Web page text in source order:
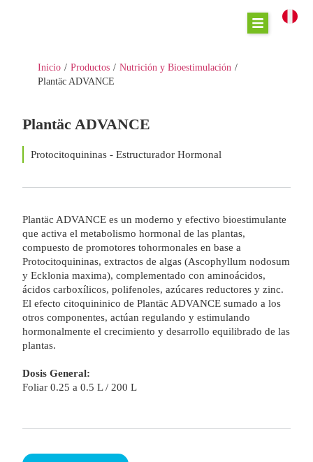
Inicio / Productos / Nutrición y Bioestimulación /
Plantäc ADVANCE
Plantäc ADVANCE
Protocitoquininas - Estructurador Hormonal
Plantäc ADVANCE es un moderno y efectivo bioestimulante
que activa el metabolismo hormonal de las plantas,
compuesto de promotores tohormonales en base a
Protocitoquininas, extractos de algas (Ascophyllum nodosum
y Ecklonia maxima), complementado con aminoácidos,
ácidos carboxílicos, polifenoles, azúcares reductores y zinc.
El efecto citoquininico de Plantäc ADVANCE sumado a los
otros componentes, actúan regulando y estimulando
hormonalmente el crecimiento y desarrollo equilibrado de las
plantas.
Dosis General:
Foliar 0.25 a 0.5 L / 200 L